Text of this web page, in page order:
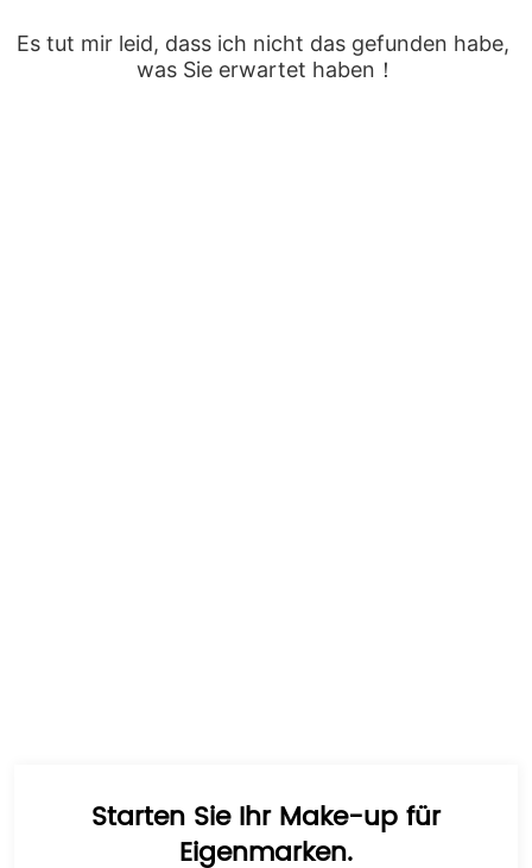
Es tut mir leid, dass ich nicht das gefunden habe,
was Sie erwartet haben！
Starten Sie Ihr Make-up für
Eigenmarken.